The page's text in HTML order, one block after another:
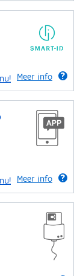
Meer info
Meer info